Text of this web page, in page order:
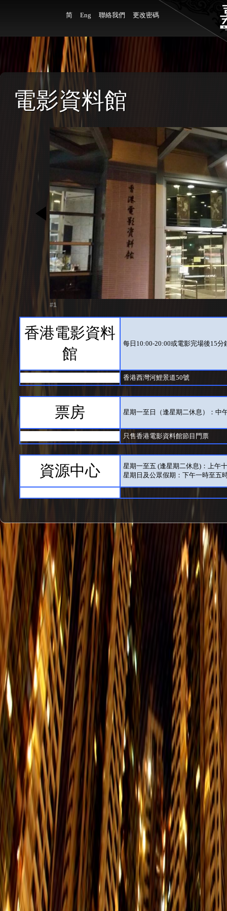
简 Eng 聯絡我們 更改密碼
電影資料館
#1
香港電影資料
館
每日10:00-20:00或電影完場後15分
香港西灣河鯉景道50號
票房 星期一至日（逢星期二休息）：中
只售香港電影資料館節目門票
資源中心
星期一至五 (逢星期二休息)：上午
星期日及公眾假期：下午一時至五
展覽廳 每日（逢星期二休息）：上午十時
只適用於有展覽舉行期間